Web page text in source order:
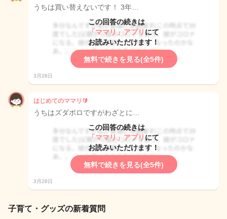
うちは買い替えないです！ 3年…
この回答の続きは
「ママリ」アプリ にて
お読みいただけます！
無料で続きを見る(全5件)
3月28日
はじめてのママリ🔰
うちはズダボロですがわざとに…
この回答の続きは
「ママリ」アプリ にて
お読みいただけます！
無料で続きを見る(全5件)
3月28日
子育て・グッズの新着質問